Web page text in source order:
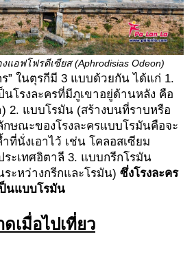
งแอฟโฟรดีเซียส (Aphrodisias Odeon)
นตุรกีมี 3 แบบด้วยกัน ได้แก่ 1.
โรงละครที่มีภูเขาอยู่ด้านหลัง คือ
) 2. แบบโรมัน (สร้างบนที่ราบหรือ
ษณะของโรงละครแบบโรมันคือจะ
ที่นั่งเอาไว้ เช่น โคลอสเซียม
ระเทศอิตาลี 3. แบบกรีกโรมัน
ะหว่างกรีกและโรมัน) ซึ่งโรงละคร
นแบบโรมัน
เมื่อไปเที่ยว